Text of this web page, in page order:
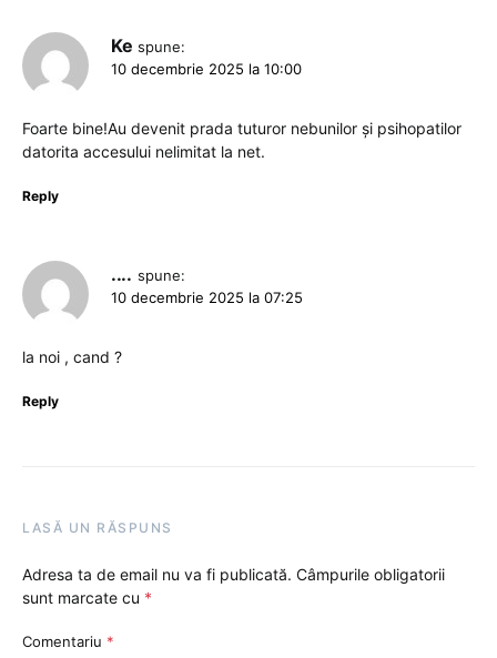
Ke spune:
10 decembrie 2025 la 10:00
Foarte bine!Au devenit prada tuturor nebunilor și psihopatilor
datorita accesului nelimitat la net.
Reply
.... spune:
10 decembrie 2025 la 07:25
la noi , cand ?
Reply
LASĂ UN RĂSPUNS
Adresa ta de email nu va fi publicată. Câmpurile obligatorii
sunt marcate cu *
Comentariu *